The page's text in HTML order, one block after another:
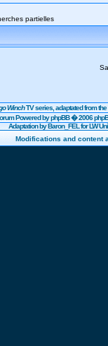
partielles
WinchTV series, adaptated from
Powered byphpBB� 2006
Adaptation by Baron_FEL for LW
Modifications and content